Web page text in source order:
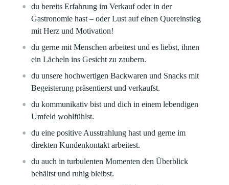
du bereits Erfahrung im Verkauf oder in der
Gastronomie hast – oder Lust auf einen Quereinstieg
mit Herz und Motivation!
du gerne mit Menschen arbeitest und es liebst, ihnen
ein Lächeln ins Gesicht zu zaubern.
du unsere hochwertigen Backwaren und Snacks mit
Begeisterung präsentierst und verkaufst.
du kommunikativ bist und dich in einem lebendigen
Umfeld wohlfühlst.
du eine positive Ausstrahlung hast und gerne im
direkten Kundenkontakt arbeitest.
du auch in turbulenten Momenten den Überblick
behältst und ruhig bleibst.